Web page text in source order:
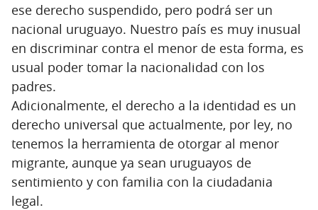
ese derecho suspendido, pero podrá ser un
nacional uruguayo. Nuestro país es muy inusual
en discriminar contra el menor de esta forma, es
usual poder tomar la nacionalidad con los
padres.
Adicionalmente, el derecho a la identidad es un
derecho universal que actualmente, por ley, no
tenemos la herramienta de otorgar al menor
migrante, aunque ya sean uruguayos de
sentimiento y con familia con la ciudadania
legal.